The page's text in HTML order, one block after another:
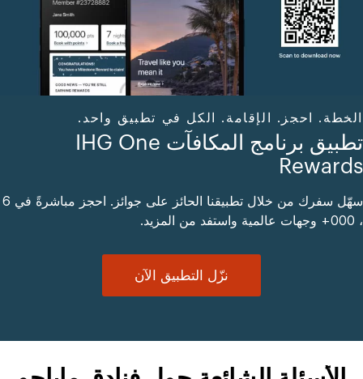
الخطة. احجز. الإقامة. الكل في تطبيق واحد.
تطبيق برنامج المكافآت IHG One
Rewards
سهّل سفرك من خلال تطبيقنا الحائز على جوائز. احجز مباشرةً في 6
، 000+ وجهات عالمية واستفد من المزيد.
نزّل التطبيق الآن